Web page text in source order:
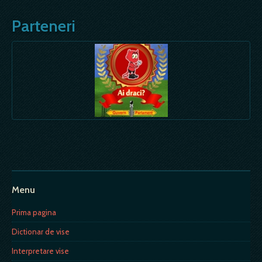
Parteneri
Menu
Prima pagina
Dictionar de vise
Interpretare vise